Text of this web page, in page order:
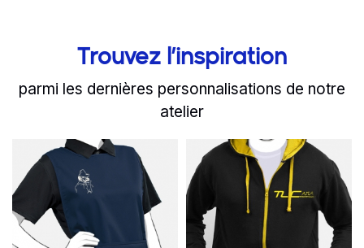
Trouvez l’inspiration
parmi les dernières personnalisations de notre
atelier
1 to 2 of 7
L'auberge du Bon
Read more TUC
Read more